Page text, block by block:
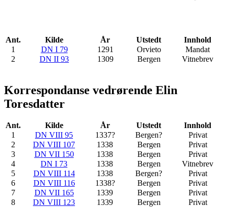
Ant. Kilde År Utstedt
Innhold
1
DN I 79 1291 Orvieto
Mandat
2
DN II 93 1309 Bergen Vitnebrev
Korrespondanse vedrørende Elin
Toresdatter
Ant. Kilde År Utstedt
Innhold
1
DN VIII 95 1337? Bergen?
Privat
2
DN VIII 107 1338 Bergen
Privat
3
DN VII 150 1338 Bergen
Privat
4
DN I 73 1338 Bergen
Vitnebrev
5
DN VIII 114 1338 Bergen?
Privat
6
DN VIII 116 1338? Bergen
Privat
7
DN VII 165 1339 Bergen
Privat
8
DN VIII 123 1339 Bergen
Privat